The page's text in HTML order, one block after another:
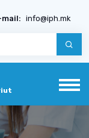
mail: info@iph.mk